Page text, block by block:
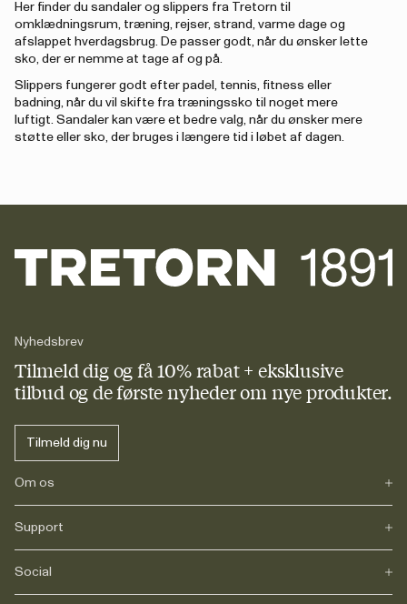
Her finder du sandaler og slippers fra Tretorn til
omklædningsrum, træning, rejser, strand, varme dage og
afslappet hverdagsbrug. De passer godt, når du ønsker lette
sko, der er nemme at tage af og på.
Slippers fungerer godt efter padel, tennis, fitness eller
badning, når du vil skifte fra træningssko til noget mere
luftigt. Sandaler kan være et bedre valg, når du ønsker mere
støtte eller sko, der bruges i længere tid i løbet af dagen.
Nyhedsbrev
Tilmeld dig og få 10% rabat + eksklusive
tilbud og de første nyheder om nye produkter.
Tilmeld dig nu
Om os
Vores historie
Journals
Karriere
Support
FAQs
Levering
Social